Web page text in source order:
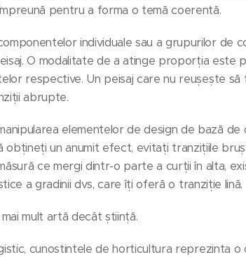
pentru a forma o temă coerentă.
individuale sau a grupurilor de
O modalitate de a atinge proporția este
respective. Un peisaj care nu reușește să
abrupte.
elementelor de design de bază de
obțineți un anumit efect, evitați tranzițiile
ce mergi dintr-o parte a curții în alta,
a gradinii dvs, care îți oferă o tranziție lină.
mult artă decât știință.
cunostintele de horticultura reprezinta o